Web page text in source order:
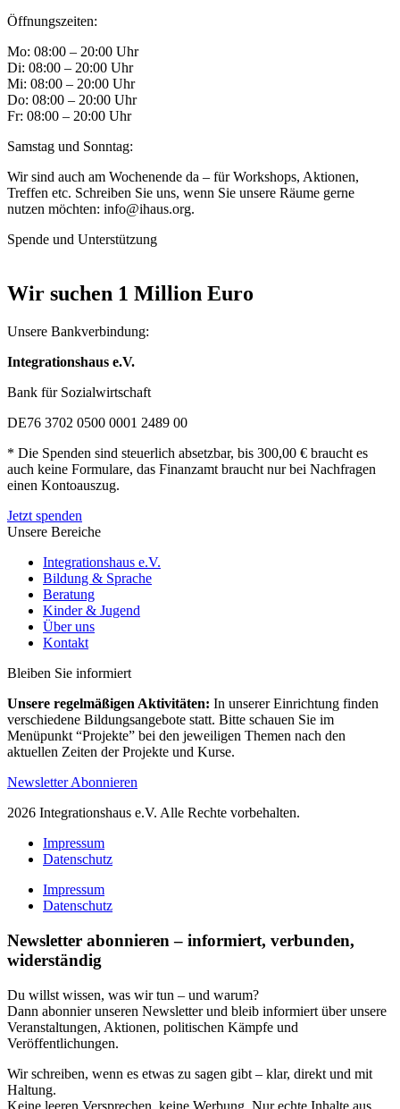
Öffnungszeiten:
Mo: 08:00 – 20:00 Uhr
Di: 08:00 – 20:00 Uhr
Mi: 08:00 – 20:00 Uhr
Do: 08:00 – 20:00 Uhr
Fr: 08:00 – 20:00 Uhr
Samstag und Sonntag:
Wir sind auch am Wochenende da – für Workshops, Aktionen,
Treffen etc. Schreiben Sie uns, wenn Sie unsere Räume gerne
nutzen möchten: info@ihaus.org.
Spende und Unterstützung
Wir suchen 1 Million Euro
Unsere Bankverbindung:
Integrationshaus e.V.
Bank für Sozialwirtschaft
DE76 3702 0500 0001 2489 00
* Die Spenden sind steuerlich absetzbar, bis 300,00 € braucht es
auch keine Formulare, das Finanzamt braucht nur bei Nachfragen
einen Kontoauszug.
Jetzt spenden
Unsere Bereiche
Integrationshaus e.V.
Bildung & Sprache
Beratung
Kinder & Jugend
Über uns
Kontakt
Bleiben Sie informiert
Unsere regelmäßigen Aktivitäten: In unserer Einrichtung finden
verschiedene Bildungsangebote statt. Bitte schauen Sie im
Menüpunkt “Projekte” bei den jeweiligen Themen nach den
aktuellen Zeiten der Projekte und Kurse.
Newsletter Abonnieren
2026 Integrationshaus e.V. Alle Rechte vorbehalten.
Impressum
Datenschutz
Impressum
Datenschutz
Newsletter abonnieren – informiert, verbunden,
widerständig
Du willst wissen, was wir tun – und warum?
Dann abonnier unseren Newsletter und bleib informiert über unsere
Veranstaltungen, Aktionen, politischen Kämpfe und
Veröffentlichungen.
Wir schreiben, wenn es etwas zu sagen gibt – klar, direkt und mit
Haltung.
Keine leeren Versprechen, keine Werbung. Nur echte Inhalte aus